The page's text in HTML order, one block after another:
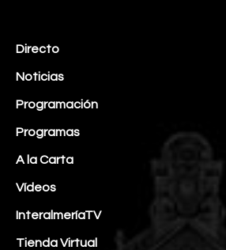
Directo
Noticias
Programación
Programas
A la Carta
Vídeos
InteralmeríaTV
Tienda Virtual